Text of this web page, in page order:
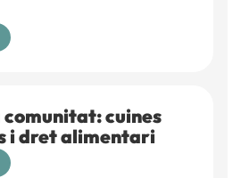
cuines
i dret alimentari